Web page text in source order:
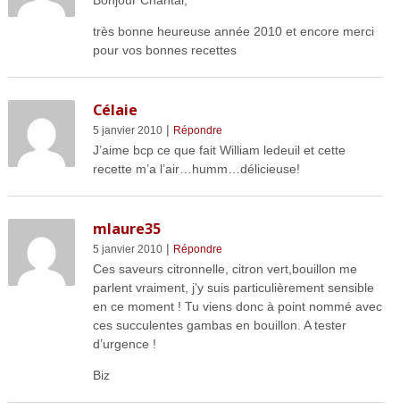
très bonne heureuse année 2010 et encore merci
pour vos bonnes recettes
Célaie
5 janvier 2010| Répondre
J’aime bcp ce que fait William ledeuil et cette
recette m’a l’air…humm…délicieuse!
mlaure35
5 janvier 2010| Répondre
Ces saveurs citronnelle, citron vert,bouillon me
parlent vraiment, j’y suis particulièrement sensible
en ce moment ! Tu viens donc à point nommé avec
ces succulentes gambas en bouillon. A tester
d’urgence !
Biz